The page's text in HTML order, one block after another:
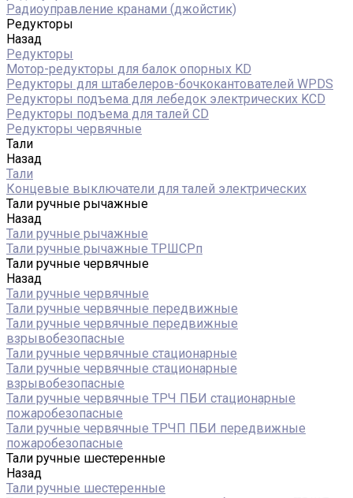
Радиоуправление кранами (джойстик)
Редукторы
Назад
Редукторы
Мотор-редукторы для балок опорных KD
Редукторы для штабелеров-бочкокантователей WPDS
Редукторы подъема для лебедок электрических KCD
Редукторы подъема для талей CD
Редукторы червячные
Тали
Назад
Тали
Концевые выключатели для талей электрических
Тали ручные рычажные
Назад
Тали ручные рычажные
Тали ручные рычажные ТРШСРп
Тали ручные червячные
Назад
Тали ручные червячные
Тали ручные червячные передвижные
Тали ручные червячные передвижные
взрывобезопасные
Тали ручные червячные стационарные
Тали ручные червячные стационарные
взрывобезопасные
Тали ручные червячные ТРЧ ПБИ стационарные
пожаробезопасные
Тали ручные червячные ТРЧП ПБИ передвижные
пожаробезопасные
Тали ручные шестеренные
Назад
Тали ручные шестеренные